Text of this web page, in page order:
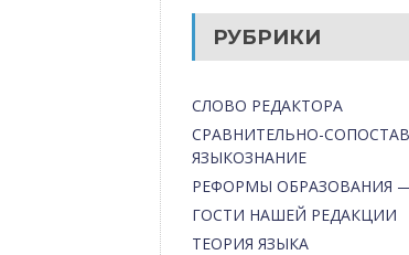
РУБРИКИ
СЛОВО РЕДАКТОРА
СРАВНИТЕЛЬНО-
ЯЗЫКОЗНАНИЕ
РЕФОРМЫ ОБРАЗОВАНИЯ
ГОСТИ НАШЕЙ РЕДАКЦИИ
ТЕОРИЯ ЯЗЫКА